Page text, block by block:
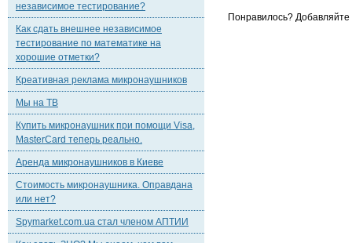
независимое тестирование?
Как сдать внешнее независимое
тестирование по математике на
хорошие отметки?
Креативная реклама микронаушников
Мы на ТВ
Купить микронаушник при помощи Visa,
MasterCard теперь реально.
Аренда микронаушников в Киеве
Стоимость микронаушника. Оправдана
или нет?
Spymarket.com.ua стал членом АПТИИ
Понравилось? Добавляйте